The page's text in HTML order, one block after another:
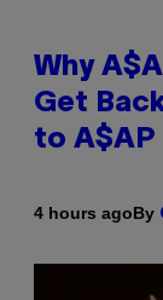
Why
Get
to A$AP
4 hours agoBy